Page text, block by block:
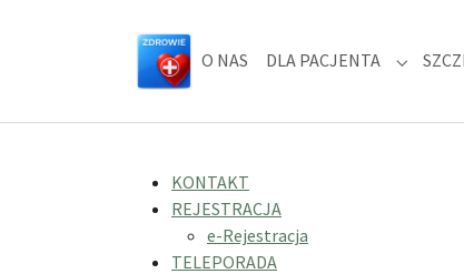
O NAS DLA PACJENTA
KONTAKT
REJESTRACJA
e-Rejestracja
TELEPORADA